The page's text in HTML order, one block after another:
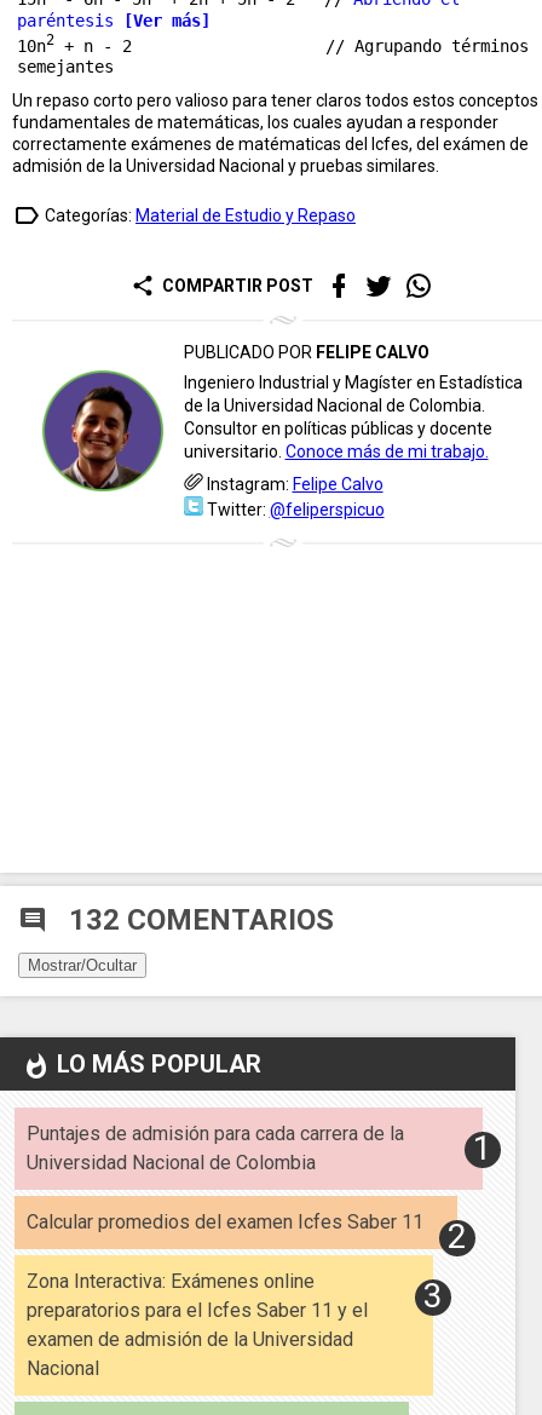
paréntesis
[Ver más]
10n2 + n - 2                    // Agrupando términos
Un repaso corto pero valioso para tener claros todos estos conceptos
fundamentales de matemáticas, los cuales ayudan a responder
correctamente exámenes de matématicas del Icfes, del exámen de
admisión de la Universidad Nacional y pruebas similares.
label_outline Categorías: Material de Estudio y Repaso
share COMPARTIR POST
PUBLICADO POR FELIPE CALVO
Ingeniero Industrial y Magíster en Estadística
de la Universidad Nacional de Colombia.
Consultor en políticas públicas y docente
universitario. Conoce más de mi trabajo.
Instagram: Felipe Calvo
Twitter: @feliperspicuo
comment 132 COMENTARIOS
Mostrar/Ocultar
whatshot LO MÁS POPULAR
Puntajes de admisión para cada carrera de la
Universidad Nacional de Colombia
Calcular promedios del examen Icfes Saber 11
Zona Interactiva: Exámenes online
preparatorios para el Icfes Saber 11 y el
examen de admisión de la Universidad
Nacional